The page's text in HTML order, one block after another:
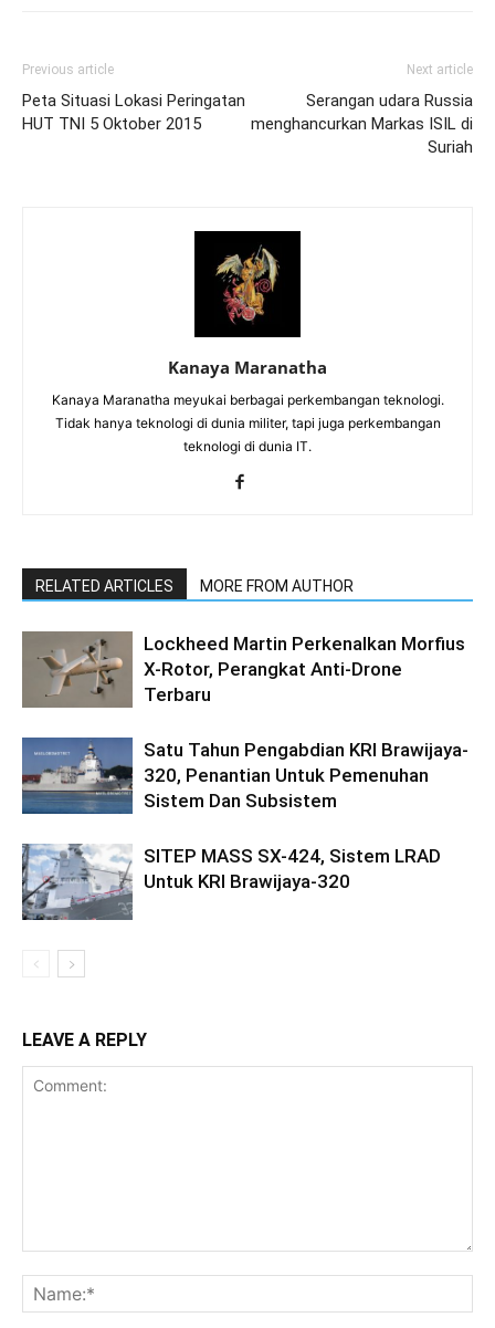
Previous article
Peta Situasi Lokasi Peringatan
HUT TNI 5 Oktober 2015
Next article
Serangan udara Russia
menghancurkan Markas ISIL di
Suriah
Kanaya Maranatha
Kanaya Maranatha meyukai berbagai perkembangan teknologi.
Tidak hanya teknologi di dunia militer, tapi juga perkembangan
teknologi di dunia IT.
RELATED ARTICLES MORE FROM AUTHOR
Lockheed Martin Perkenalkan Morfius
X-Rotor, Perangkat Anti-Drone
Terbaru
Satu Tahun Pengabdian KRI Brawijaya-
320, Penantian Untuk Pemenuhan
Sistem Dan Subsistem
SITEP MASS SX-424, Sistem LRAD
Untuk KRI Brawijaya-320
LEAVE A REPLY